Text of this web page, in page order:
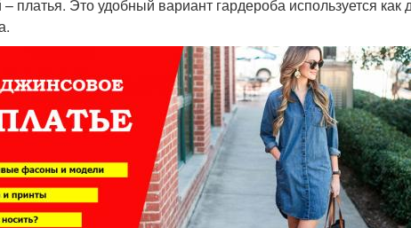
платья. Это удобный вариант гардероба используется как